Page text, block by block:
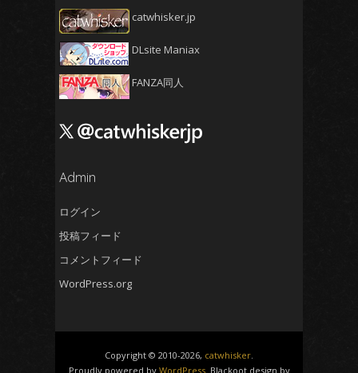
2025年2月(4)
2025年1月(5)
2024年12月(5)
2024年11月(5)
2024年9月(4)
2024年7月
2023年11月(4)
catwhisker.jp
DLsite Maniax
FANZA同人
Admin
ログイン
投稿フィード
コメントフィード
WordPress.org
Copyright © 2010-2026, catwhisker
Proudly powered by WordPress. Blackoot design by